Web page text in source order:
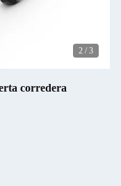
2 / 3
corredera